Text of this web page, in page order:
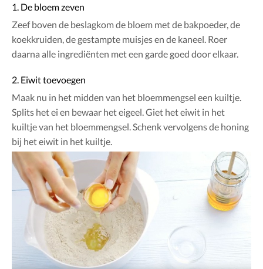
1. De bloem zeven
Zeef boven de beslagkom de bloem met de bakpoeder, de
koekkruiden, de gestampte muisjes en de kaneel. Roer
daarna alle ingrediënten met een garde goed door elkaar.
2. Eiwit toevoegen
Maak nu in het midden van het bloemmengsel een kuiltje.
Splits het ei en bewaar het eigeel. Giet het eiwit in het
kuiltje van het bloemmengsel. Schenk vervolgens de honing
bij het eiwit in het kuiltje.